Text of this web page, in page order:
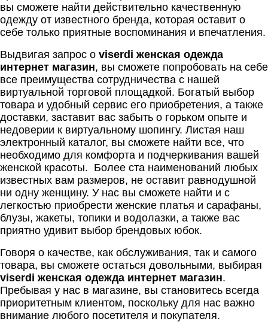
вы сможете найти действительно качественную
одежду от известного бренда, которая оставит о
себе только приятные воспоминания и впечатления.
Выдвигая запрос о viserdi женская одежда
интернет магазин, вы сможете попробовать на себе
все преимущества сотрудничества с нашей
виртуальной торговой площадкой. Богатый выбор
товара и удобный сервис его приобретения, а также
доставки, заставит вас забыть о горьком опыте и
недоверии к виртуальному шопингу. Листая наш
электронный каталог, вы сможете найти все, что
необходимо для комфорта и подчеркивания вашей
женской красоты. Более ста наименований любых
известных вам размеров, не оставит равнодушной
ни одну женщину. У нас вы сможете найти и с
легкостью приобрести женские платья и сарафаны,
блузы, жакеты, топики и водолазки, а также вас
приятно удивит выбор брендовых юбок.
Говоря о качестве, как обслуживания, так и самого
товара, вы сможете остаться довольными, выбирая
viserdi женская одежда интернет магазин.
Пребывая у нас в магазине, вы становитесь всегда
приоритетным клиентом, поскольку для нас важно
внимание любого посетителя и покупателя.